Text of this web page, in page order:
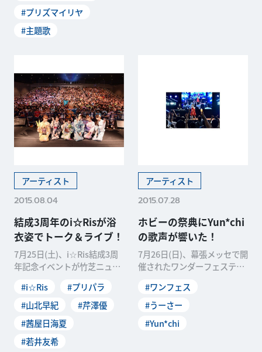
#プリズマイリヤ
#主題歌
アーティスト
2015.08.04
結成3周年のi☆Risが浴
衣姿でトーク＆ライブ！
7月25日(土)、i☆Ris結成3周
年記念イベントが竹芝ニュー
た。最初に行な
#i☆Ris
#プリパラ
#山北早紀
#芹澤優
#茜屋日海夏
#若井友希
アーティスト
2015.07.28
ホビーの祭典にYun*chi
の歌声が響いた！
7月26日(日)、幕張メッセで開
催されたワンダーフェスティ
ントで、
#ワンフェス
#うーさー
#Yun*chi